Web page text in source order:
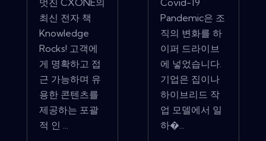
멋진 CXONE의
최신 전자 책
Knowledge
Rocks! 고객에
게 명확하고 접
근 가능하며 유
용한 콘텐츠를
제공하는 포괄
적 인 ...
Covid-19
Pandemic은 조
직의 변화를 하
이퍼 드라이브
에 넣었습니다.
기업은 집이나
하이브리드 작
업 모델에서 일
하�...